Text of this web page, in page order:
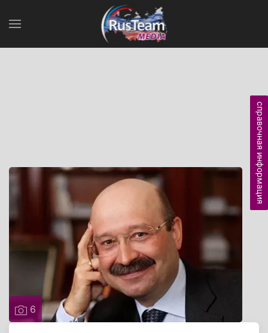
6
справочная информация